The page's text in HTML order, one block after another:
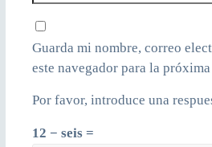
Guarda mi nombre, correo
este navegador para la
Por favor, introduce una
12 − seis =